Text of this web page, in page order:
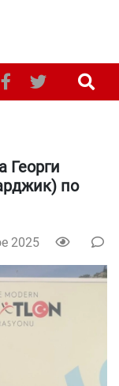
Георги
по
2025